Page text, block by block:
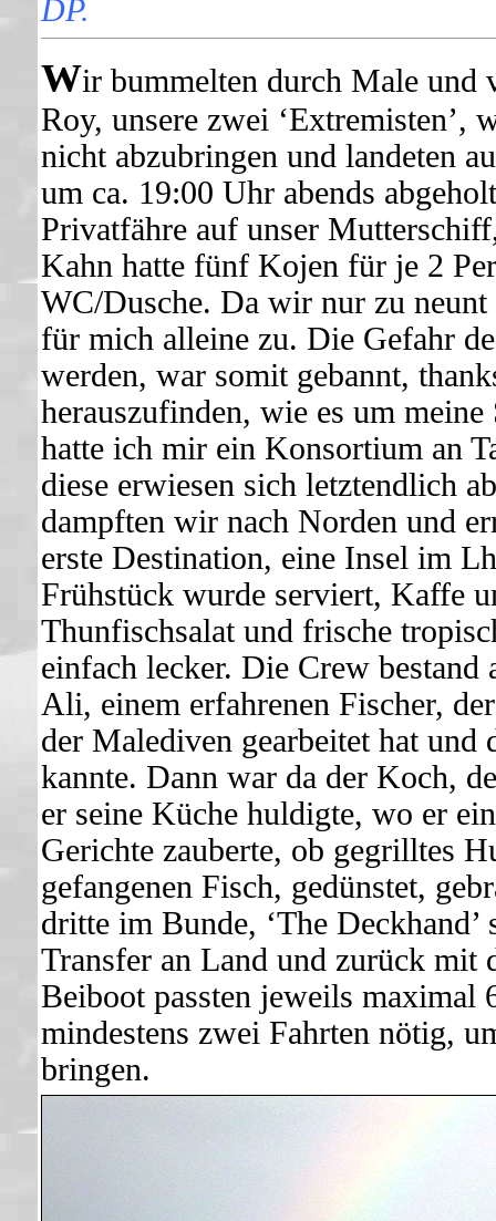
DP.
Wir bummelten durch Male und
Roy, unsere zwei ‘Extremisten’,
nicht abzubringen und landeten
um ca. 19:00 Uhr abends
Privatfähre auf unser
Kahn hatte fünf Kojen für je 2
WC/Dusche. Da wir nur zu
für mich alleine zu. Die Gefahr
werden, war somit gebannt,
herauszufinden, wie es um
hatte ich mir ein Konsortium an
diese erwiesen sich letztendlich
dampften wir nach Norden und
erste Destination, eine Insel im
Frühstück wurde serviert, Kaffe
Thunfischsalat und frische
einfach lecker. Die Crew bestand
Ali, einem erfahrenen Fischer,
der Malediven gearbeitet hat und
kannte. Dann war da der Koch,
er seine Küche huldigte, wo er
Gerichte zauberte, ob gegrilltes
gefangenen Fisch, gedünstet,
dritte im Bunde, ‘The
Transfer an Land und zurück
Beiboot passten jeweils maximal
mindestens zwei Fahrten nötig,
bringen.